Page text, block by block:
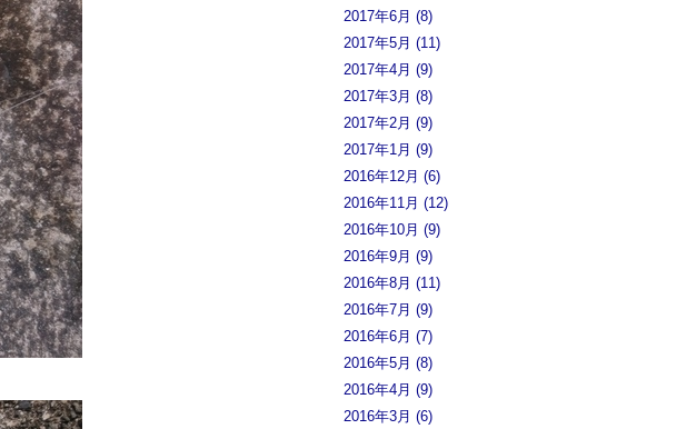
2017年6月 (8)
2017年5月 (11)
2017年4月 (9)
2017年3月 (8)
2017年2月 (9)
2017年1月 (9)
2016年12月 (6)
2016年11月 (12)
2016年10月 (9)
2016年9月 (9)
2016年8月 (11)
2016年7月 (9)
2016年6月 (7)
2016年5月 (8)
2016年4月 (9)
2016年3月 (6)